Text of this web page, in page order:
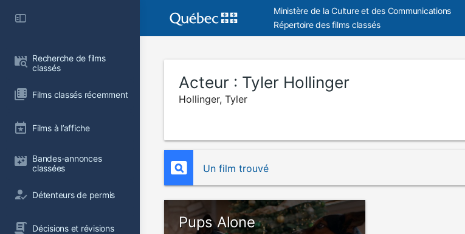
Recherche de films
classés
Films classés récemment
Films à l’affiche
Bandes-annonces
classées
Détenteurs de permis
Décisions et révisions
Ministère de la Culture et des Communications
Répertoire des films classés
Acteur : Tyler Hollinger
Hollinger, Tyler
Un film trouvé
Pups Alone